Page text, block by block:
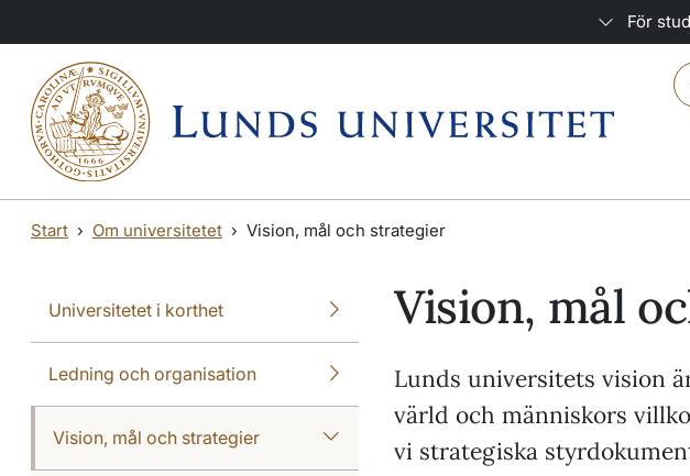
För
Start Om universitetet Vision, mål och strategier
Universitetet i korthet
Ledning och organisation
Vision, mål och strategier
Vision, mål
Lunds universitets vision
värld och människors
vi strategiska